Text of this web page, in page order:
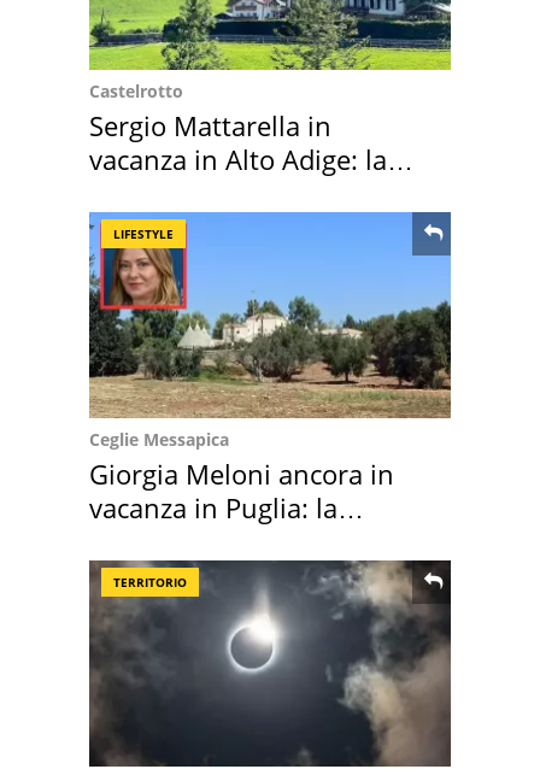
Castelrotto
Sergio Mattarella in
vacanza in Alto Adige: la
LIFESTYLE
Ceglie Messapica
Giorgia Meloni ancora in
vacanza in Puglia: la
TERRITORIO